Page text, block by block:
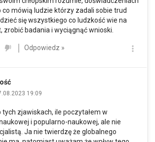
co mówią ludzie którzy zadali sobie trud
się wszystkiego co ludzkość wie na
zrobić badania i wyciągnąć wnioski.
Odpowiedz »
19:09
tych zjawiskach, ile poczytałem w
i popularno-naukowej, ale nie
Ja nie twierdzę że globalnego